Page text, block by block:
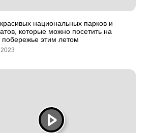
национальных парков и
которые можно посетить на
этим летом